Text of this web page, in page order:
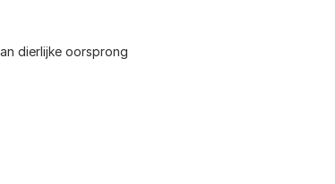
dierlijke oorsprong